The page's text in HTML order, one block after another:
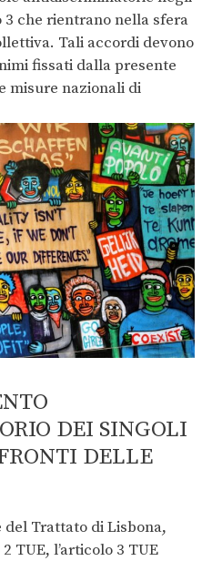
3 che rientrano nella sfera
Tali accordi devono
fissati dalla presente
misure nazionali di
DEI SINGOLI
DELLE
del Trattato di Lisbona,
TUE, l’articolo 3 TUE